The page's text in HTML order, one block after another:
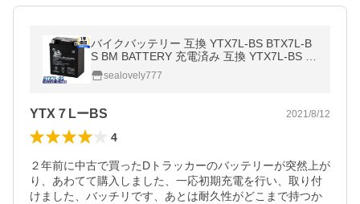
バイクバッテリー 互換 YTX7L-BS BTX7L-B
S BM BATTERY 充電済み 互換 YTX7L-BS G
TX7L-BS FTX7L-BS KTX7L-BS CTX7L-BS D
TX7L-BS リード110 ディオ110
sealovely777
YTX７LーBS 2021/8/12
4
２年前に中古で買ったDトラッカーのバッテリーが突然上が
り、あわてて購入しました、一応初期充電を行い、取り付
けました、バッチリです、あとは耐久性がどこまで持つか